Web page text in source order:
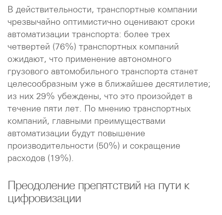
В действительности, транспортные компании
чрезвычайно оптимистично оценивают сроки
автоматизации транспорта: более трех
четвертей (76%) транспортных компаний
ожидают, что применение автономного
грузового автомобильного транспорта станет
целесообразным уже в ближайшее десятилетие;
из них 29% убеждены, что это произойдет в
течение пяти лет. По мнению транспортных
компаний, главными преимуществами
автоматизации будут повышение
производительности (50%) и сокращение
расходов (19%).
Преодоление препятствий на пути к
цифровизации